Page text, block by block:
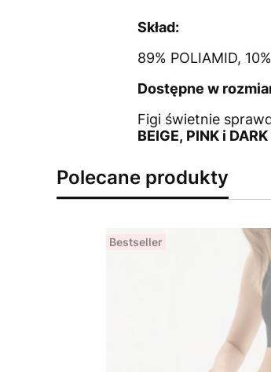
Skład:
89% POLIAMID,
Dostępne w
Figi świetnie
BEIGE, PINK i
Polecane produkty
Bestseller